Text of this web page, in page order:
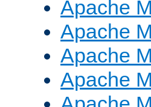
Apache
Apache
Apache
Apache